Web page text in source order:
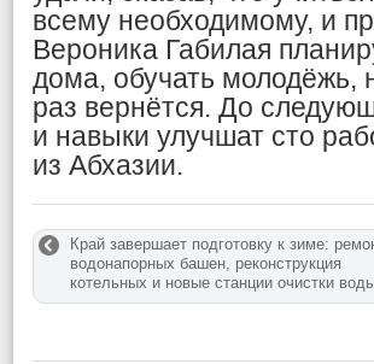
всему необходимому, и
Вероника Габилая
дома, обучать молодёжь,
раз вернётся. До
и навыки улучшат сто
из Абхазии.
Край завершает подготовку к зиме:
водонапорных башен, реконструкция
котельных и новые станции очистки